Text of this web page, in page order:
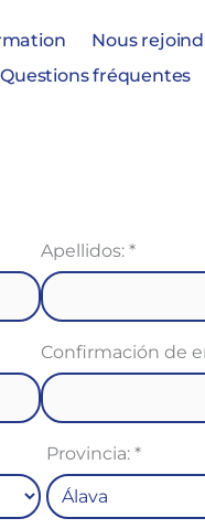
Nous
Questions fréquentes
Apellidos: *
Confirmación de
Provincia: *